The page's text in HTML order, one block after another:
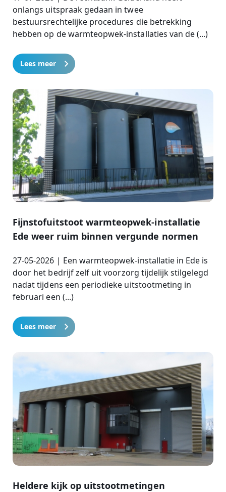
onlangs uitspraak gedaan in twee
bestuursrechtelijke procedures die betrekking
hebben op de warmteopwek-installaties van de (...)
Lees meer
Fijnstofuitstoot warmteopwek-installatie
Ede weer ruim binnen vergunde normen
27-05-2026 | Een warmteopwek-installatie in Ede is
door het bedrijf zelf uit voorzorg tijdelijk stilgelegd
nadat tijdens een periodieke uitstootmeting in
februari een (...)
Lees meer
Heldere kijk op uitstootmetingen